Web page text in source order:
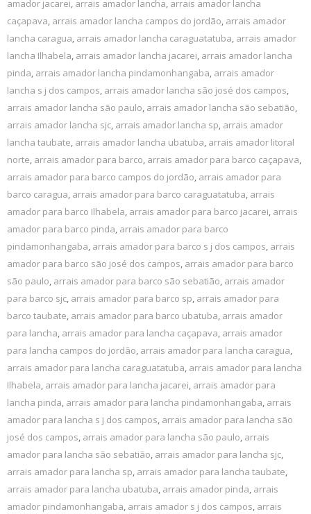
amador jacarei, arrais amador lancha, arrais amador lancha
caçapava, arrais amador lancha campos do jordão, arrais amador
lancha caragua, arrais amador lancha caraguatatuba, arrais amador
lancha Ilhabela, arrais amador lancha jacarei, arrais amador lancha
pinda, arrais amador lancha pindamonhangaba, arrais amador
lancha s j dos campos, arrais amador lancha são josé dos campos,
arrais amador lancha são paulo, arrais amador lancha são sebatião,
arrais amador lancha sjc, arrais amador lancha sp, arrais amador
lancha taubate, arrais amador lancha ubatuba, arrais amador litoral
norte, arrais amador para barco, arrais amador para barco caçapava,
arrais amador para barco campos do jordão, arrais amador para
barco caragua, arrais amador para barco caraguatatuba, arrais
amador para barco Ilhabela, arrais amador para barco jacarei, arrais
amador para barco pinda, arrais amador para barco
pindamonhangaba, arrais amador para barco s j dos campos, arrais
amador para barco são josé dos campos, arrais amador para barco
são paulo, arrais amador para barco são sebatião, arrais amador
para barco sjc, arrais amador para barco sp, arrais amador para
barco taubate, arrais amador para barco ubatuba, arrais amador
para lancha, arrais amador para lancha caçapava, arrais amador
para lancha campos do jordão, arrais amador para lancha caragua,
arrais amador para lancha caraguatatuba, arrais amador para lancha
Ilhabela, arrais amador para lancha jacarei, arrais amador para
lancha pinda, arrais amador para lancha pindamonhangaba, arrais
amador para lancha s j dos campos, arrais amador para lancha são
josé dos campos, arrais amador para lancha são paulo, arrais
amador para lancha são sebatião, arrais amador para lancha sjc,
arrais amador para lancha sp, arrais amador para lancha taubate,
arrais amador para lancha ubatuba, arrais amador pinda, arrais
amador pindamonhangaba, arrais amador s j dos campos, arrais